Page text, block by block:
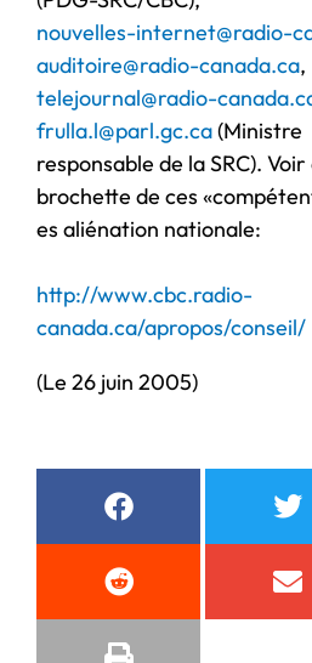
nouvelles-internet@radio-
auditoire@radio-canada.ca,
telejournal@radio-
frulla.l@parl.gc.ca(Ministre
responsable de la SRC).
brochette de ces
es aliénation nationale:
http://www.cbc.radio-
canada.ca/apropos/conseil/
(Le 26 juin 2005)